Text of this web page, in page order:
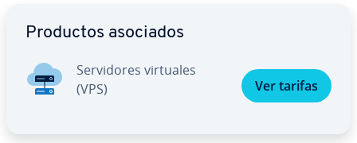
Productos asociados
Se­r­vi­do­res virtuales
(VPS)
Ver tarifas